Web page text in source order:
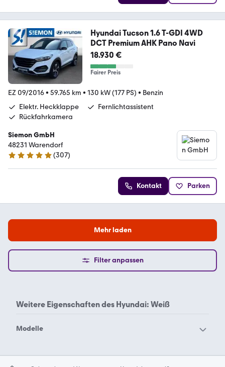
Hyundai Tucson 1.6 T-GDI 4WD
DCT Premium AHK Pano Navi
18.930 €
Fairer Preis
EZ 09/2016• 59.765 km • 130 kW (177 PS) • Benzin
Elektr. Heckklappe
Fernlichtassistent
Rückfahrkamera
Siemon GmbH
48231 Warendorf
4.8 Sterne
(307)
Kontakt Parken
Mehr laden
Filter anpassen
Weitere Eigenschaften des Hyundai: Weiß
Modelle